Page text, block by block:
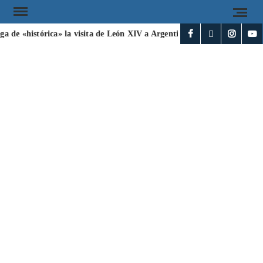
de «histórica» la visita de León XIV a Argentina Irán y Omán